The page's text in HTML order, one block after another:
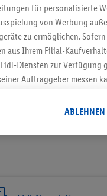
für personalisierte
von Werbung
zu ermöglichen. Sofern
aus Ihrem Filial-
Diensten zur Verfügung
Auftraggeber messen
von Daten (z.B.
Ihrem Kundenkonto - z.B.
und Lidl-Dienste
ABLEHNEN